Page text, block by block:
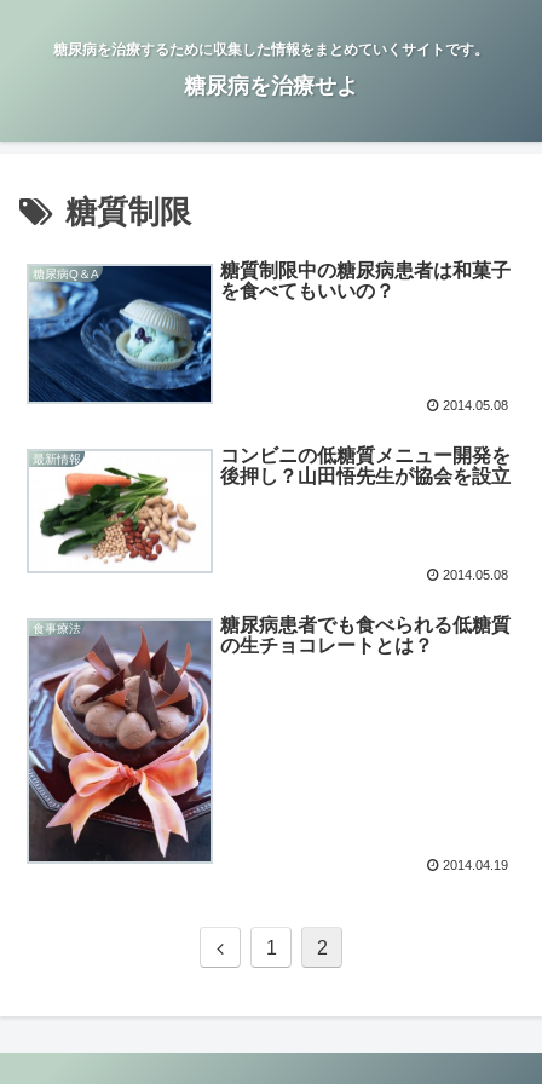
糖尿病を治療するために収集した情報をまとめていくサイトです。
糖尿病を治療せよ
糖質制限
糖尿病Q＆A
糖質制限中の糖尿病患者は和菓子
を食べてもいいの？
2014.05.08
最新情報
コンビニの低糖質メニュー開発を
後押し？山田悟先生が協会を設立
2014.05.08
食事療法
糖尿病患者でも食べられる低糖質
の生チョコレートとは？
2014.04.19
1 2